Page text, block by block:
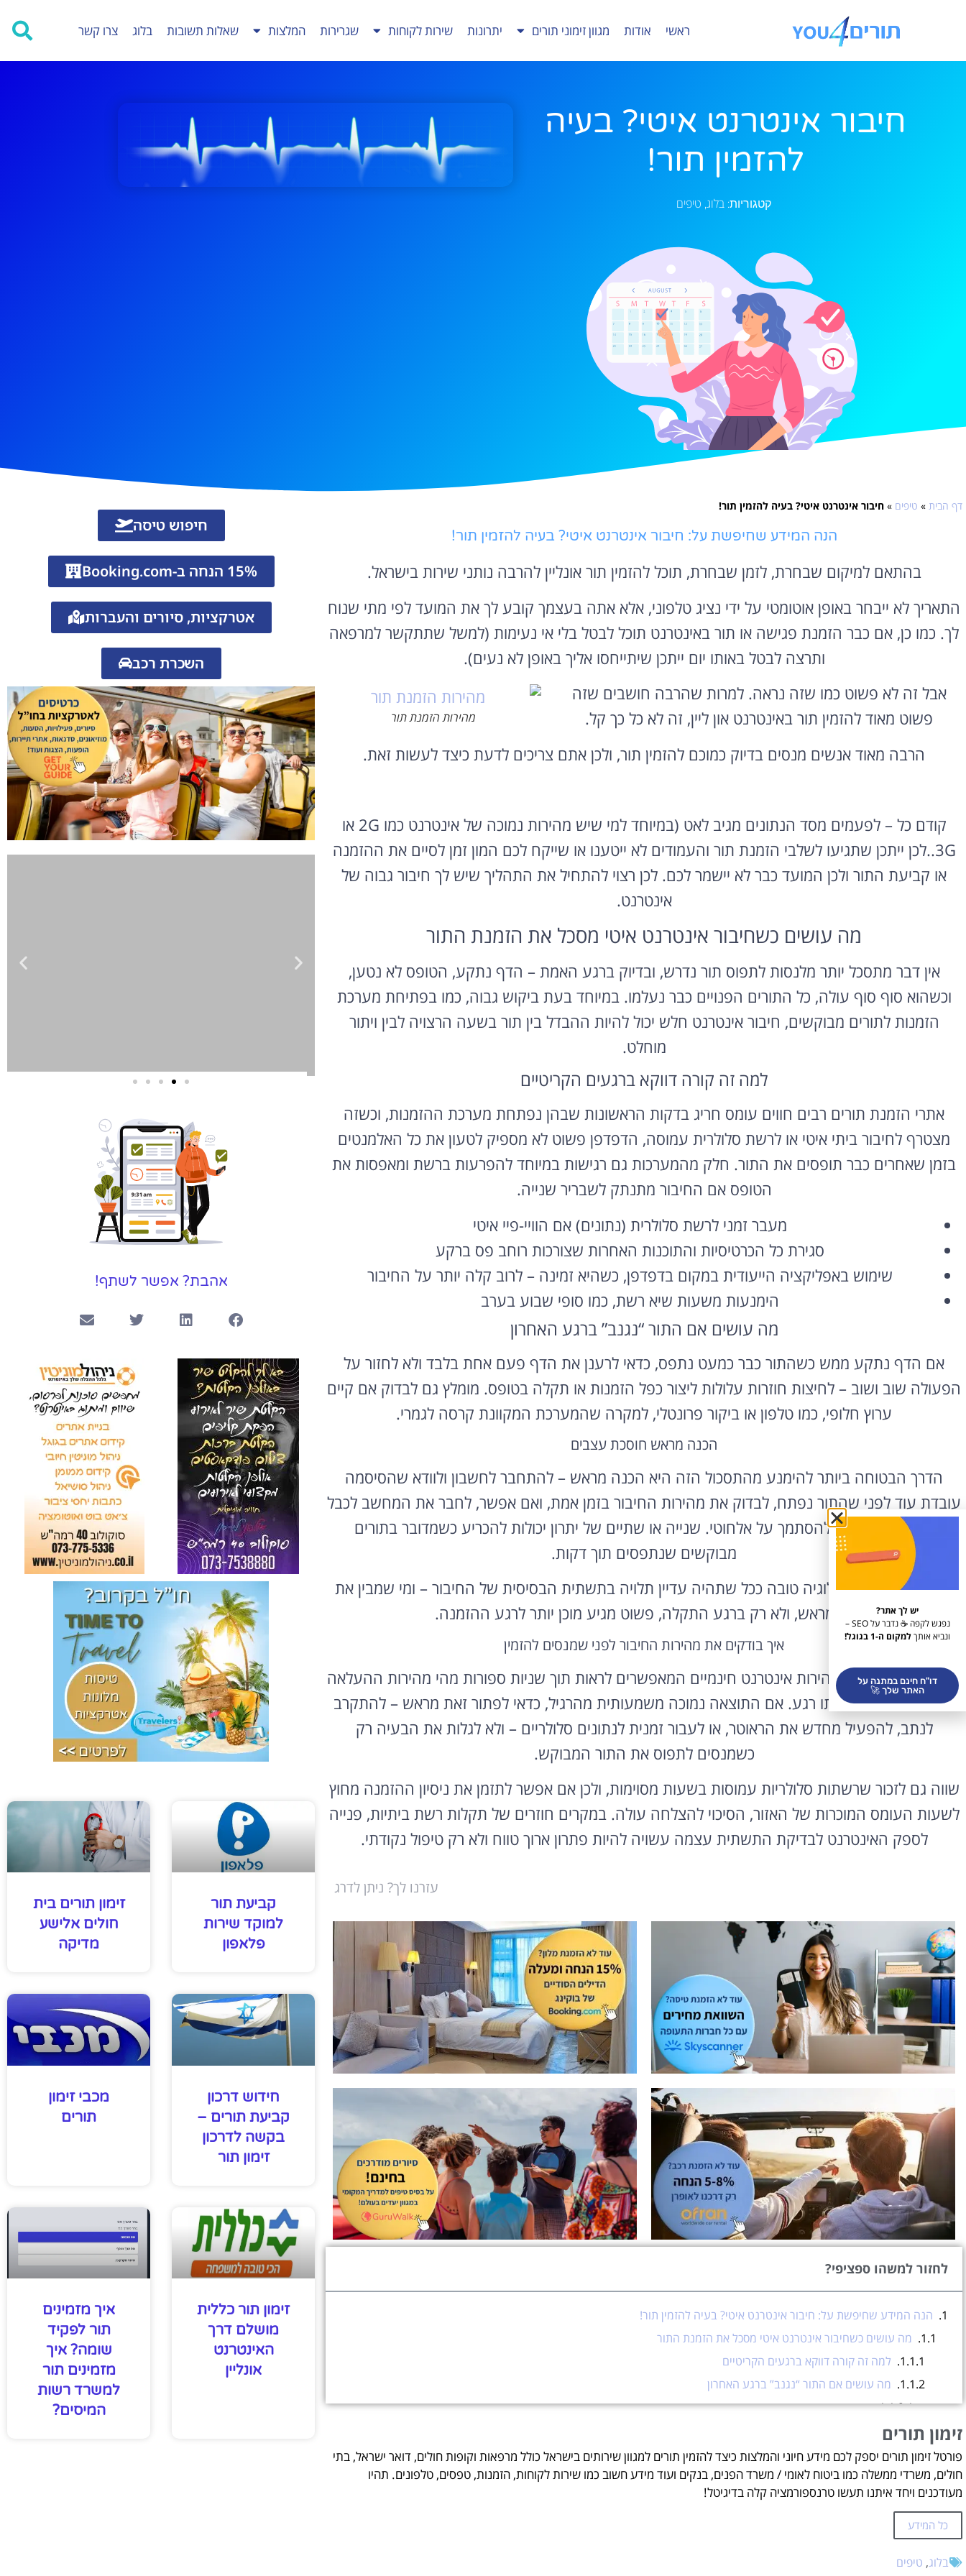
ראשי אודות מגוון זימוני תורים יתרונות שירות לקוחות שגרירות המלצות שאלות תשובות בלוג צרו קשר
חיבור אינטרנט איטי? בעיה
להזמין תור!
קטגוריות: בלוג, טיפים
דף הבית » טיפים » חיבור אינטרנט איטי? בעיה להזמין תור!
הנה המידע שחיפשת על: חיבור אינטרנט איטי? בעיה להזמין תור!
בהתאם למיקום שבחרת, לזמן שבחרת, תוכל להזמין תור אונליין להרבה נותני שירות בישראל.
התאריך לא ייבחר באופן אוטומטי על ידי נציג טלפוני, אלא אתה בעצמך קובע לך את המועד לפי מתי שנוח
לך. כמו כן, אם כבר הזמנת פגישה או תור באינטרנט תוכל לבטל בלי אי נעימות (למשל שתתקשר למרפאה
ותרצה לבטל באותו יום ייתכן שיתייחסו אליך באופן לא נעים).
מהירות הזמנת תור
אבל זה לא פשוט כמו שזה נראה. למרות שהרבה חושבים שזה
פשוט מאוד להזמין תור באינטרנט און ליין, זה לא כל כך קל.
הרבה מאוד אנשים מנסים בדיוק כמוכם להזמין תור, ולכן אתם צריכים לדעת כיצד לעשות זאת.
קודם כל – לפעמים מסד הנתונים מגיב לאט (במיוחד למי שיש מהירות נמוכה של אינטרנט כמו 2G או
3G..לכן ייתכן שתגיעו לשלבי הזמנת תור והעמודים לא ייטענו או שייקח לכם המון זמן לסיים את ההזמנה
או קביעת התור ולכן המועד כבר לא יישמר לכם. לכן רצוי להתחיל את התהליך שיש לך חיבור גבוה של
אינטרנט.
מה עושים כשחיבור אינטרנט איטי מסכל את הזמנת התור
אין דבר מתסכל יותר מלנסות לתפוס תור נדרש, ובדיוק ברגע האמת – הדף נתקע, הטופס לא נטען,
וכשהוא סוף סוף עולה, כל התורים הפנויים כבר נעלמו. במיוחד בעת ביקוש גבוה, כמו בפתיחת מערכת
הזמנות לתורים מבוקשים, חיבור אינטרנט חלש יכול להיות ההבדל בין תור בשעה הרצויה לבין ויתור
מוחלט.
למה זה קורה דווקא ברגעים הקריטיים
אתרי הזמנת תורים רבים חווים עומס חריג בדקות הראשונות שבהן נפתחת מערכת ההזמנות, וכשזה
מצטרף לחיבור ביתי איטי או לרשת סלולרית עמוסה, הדפדפן פשוט לא מספיק לטעון את כל האלמנטים
בזמן שאחרים כבר תופסים את התור. חלק מהמערכות גם רגישות במיוחד להפרעות ברשת ומאפסות את
הטופס אם החיבור מתנתק לשבריר שנייה.
מעבר זמני לרשת סלולרית (נתונים) אם הוויי-פיי איטי
סגירת כל הכרטיסיות והתוכנות האחרות שצורכות רוחב פס ברקע
שימוש באפליקציה הייעודית במקום בדפדפן, כשהיא זמינה – לרוב קלה יותר על החיבור
הימנעות משעות שיא רשת, כמו סופי שבוע בערב
מה עושים אם התור “נגנב” ברגע האחרון
אם הדף נתקע ממש כשהתור כבר כמעט נתפס, כדאי לרענן את הדף פעם אחת בלבד ולא לחזור על
הפעולה שוב ושוב – לחיצות חוזרות עלולות ליצור כפל הזמנות או תקלה בטופס. מומלץ גם לבדוק אם קיים
ערוץ חלופי, כמו טלפון או ביקור פרונטלי, למקרה שהמערכת המקוונת קרסה לגמרי.
הכנה מראש חוסכת עצבים
הדרך הבטוחה ביותר להימנע מהתסכול הזה היא הכנה מראש – להתחבר לחשבון ולוודא שהסיסמה
עובדת עוד לפני שהתור נפתח, לבדוק את מהירות החיבור בזמן אמת, ואם אפשר, לחבר את המחשב לכבל
רשת קווי במקום להסתמך על אלחוטי. שנייה או שתיים של יתרון יכולות להכריע כשמדובר בתורים
מבוקשים שנתפסים תוך דקות.
בסופו של דבר, טכנולוגיה טובה ככל שתהיה עדיין תלויה בתשתית הבסיסית של החיבור – ומי שמבין את
זה מראש, ולא רק ברגע התקלה, פשוט מגיע מוכן יותר לרגע ההזמנה.
איך בודקים את מהירות החיבור לפני שמנסים להזמין
קיימים אתרי בדיקת מהירות אינטרנט חינמיים המאפשרים לראות תוך שניות ספורות מהי מהירות ההעלאה
וההורדה בפועל באותו רגע. אם התוצאה נמוכה משמעותית מהרגיל, כדאי לפתור זאת מראש – להתקרב
לנתב, להפעיל מחדש את הראוטר, או לעבור זמנית לנתונים סלולריים – ולא לגלות את הבעיה רק
כשמנסים לתפוס את התור המבוקש.
שווה גם לזכור שרשתות סלולריות עמוסות בשעות מסוימות, ולכן אם אפשר לתזמן את ניסיון ההזמנה מחוץ
לשעות העומס המוכרות של האזור, הסיכוי להצלחה עולה. במקרים חוזרים של תקלות רשת ביתיות, פנייה
לספק האינטרנט לבדיקת התשתית עצמה עשויה להיות פתרון ארוך טווח ולא רק טיפול נקודתי.
עזרנו לך? ניתן לדרג
לחזור למשהו ספציפי?
הנה המידע שחיפשת על: חיבור אינטרנט איטי? בעיה להזמין תור!
מה עושים כשחיבור אינטרנט איטי מסכל את הזמנת התור
למה זה קורה דווקא ברגעים הקריטיים
מה עושים אם התור “נגנב” ברגע האחרון
הכנה מראש חוסכת עצבים
זימון תורים
עזרה בהזמנת תורים אונליין?
זימון תורים
פורטל זימון תורים יספק לכם מידע חיוני והמלצות כיצד להזמין תורים למגוון שירותים בישראל כולל מרפאות וקופות חולים, דואר ישראל, בתי
חולים, משרדי ממשלה כמו ביטוח לאומי / משרד הפנים, בנקים ועוד מידע חשוב כמו שירות לקוחות, הזמנות, טפסים, טלפונים. תהיו
מעודכנים ויחד איתנו תעשו טרנספורמציה קלה בדיגיטל!
כל המידע
בלוג, טיפים
חיפוש טיסה
15% הנחה ב-Booking.com
אטרקציות, סיורים והעברות
השכרת רכב
השכרת רכב
בחו"ל
השוואת מחירים בין חברות
מקומיות לקבלת הצעת מחיר
לחצו פה!
רוצה להקליט
פודקאסט?
אולפן הקלטות מקצועי
להקלטה, צילום ועריכת
ביותר
לפרטים ומחירון
שירותי פרסום
וקידום
באינטרנט
בעל/ת עסק? סוכנות ניהול
מוניטין לקידום, שיווק ופרסום
באינטרנט כאן עבורך!
אהבת? אפשר לשתף!
קביעת תור
למוקד שירות
פלאפון
זימון תורים בית
חולים אלישע
מדיקה
חידוש דרכון
קביעת תורים –
בקשה לדרכון
זימון תור
מכבי זימון
תורים
זימון תור כללית
מושלם דרך
האינטרנט
אונליין
איך מזמינים
תור לפקיד
שומה? איך
מזמינים תור
למשרד רשות
המיסים?
יש לך אתר?
נפגש לקפה ☕ נדבר על SEO –
ונביא אותךלמקום ה-1 בגוגל!
דו"ח חינם במתנה על
האתר שלך 🚀